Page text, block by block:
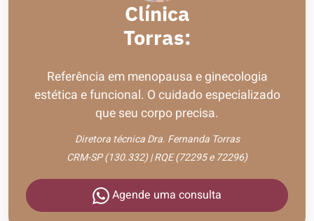
Clínica
Torras:
Referência em menopausa e ginecologia
estética e funcional. O cuidado especializado
que seu corpo precisa.
Diretora técnica Dra. Fernanda Torras
CRM-SP (130.332) | RQE (72295 e 72296)
Agende uma consulta